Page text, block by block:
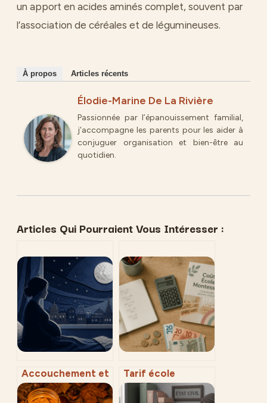
un apport en acides aminés complet, souvent par
l’association de céréales et de légumineuses.
À propos Articles récents
Élodie-Marine De La Rivière
Passionnée par l’épanouissement familial,
j’accompagne les parents pour les aider à
conjuguer organisation et bien-être au
quotidien.
Articles Qui Pourraient Vous Intéresser :
Accouchement et
pleine lune : 564
Tarif école
Montessori : 4